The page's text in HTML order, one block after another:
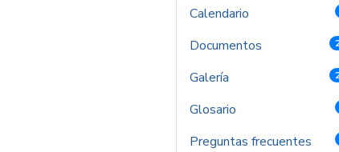
Calendario
Documentos
Galería
Glosario
Preguntas frecuentes